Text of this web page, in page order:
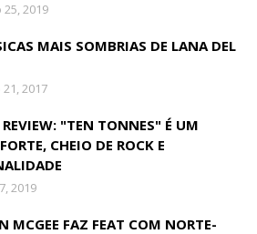
25, 2019
MAIS SOMBRIAS DE LANA DEL
2017
"TEN TONNES" É UM
CHEIO DE ROCK E
2019
MCGEE FAZ FEAT COM NORTE-